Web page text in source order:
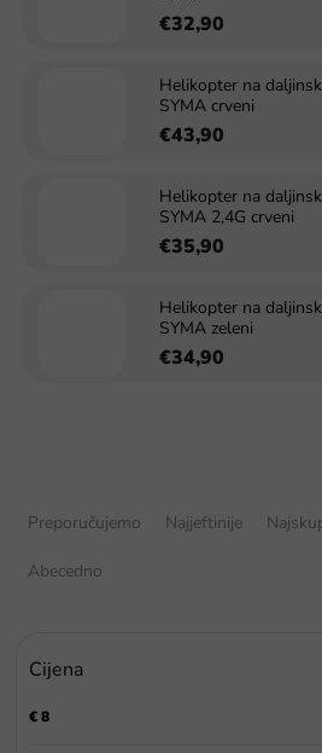
€32,90
Helikopter na
SYMA crveni
€43,90
Helikopter na
SYMA 2,4G crveni
€35,90
Helikopter na
SYMA zeleni
€34,90
Preporučujemo Najjeftinije
Abecedno
Cijena
€8